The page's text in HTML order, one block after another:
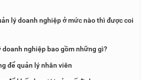
lý doanh nghiệp ở mức nào thì được coi
doanh nghiệp bao gồm những gì?
để quản lý nhân viên